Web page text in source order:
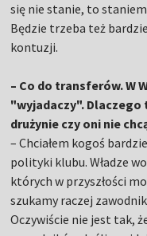
się nie stanie, to
Będzie trzeba też
kontuzji.
– Co do transferów. W
"wyjadaczy". Dlaczego
drużynie czy oni nie
– Chciałem kogoś
polityki klubu. Władze
których w przyszłości
szukamy raczej
Oczywiście nie jest tak,